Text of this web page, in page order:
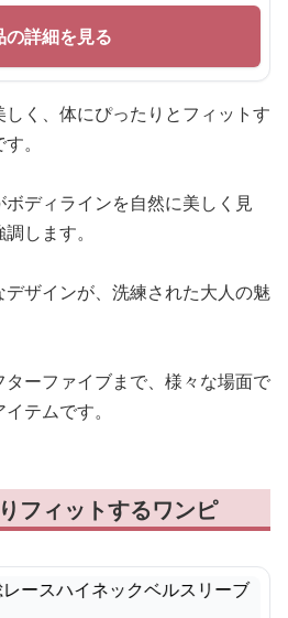
の詳細を見る
く、体にぴったりとフィットす
。
ディラインを自然に美しく見
します。
ザインが、洗練された大人の魅
ーファイブまで、様々な場面で
テムです。
フィットするワンピ